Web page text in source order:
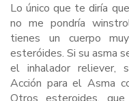
Lo único que te diría
no me pondría
tienes un cuerpo
esteróides. Si su asma
el inhalador reliever,
Acción para el Asma